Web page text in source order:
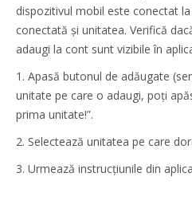
dispozitivul mobil este conectat
conectată și unitatea. Verifică
adaugi la cont sunt vizibile în
1. Apasă butonul de adăugate
unitate pe care o adaugi, poți
prima unitate!”.
2. Selectează unitatea pe care
3. Urmează instrucțiunile din